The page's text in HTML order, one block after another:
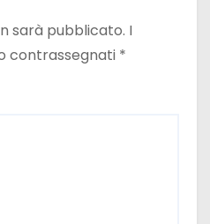
sarà pubblicato. I
contrassegnati *